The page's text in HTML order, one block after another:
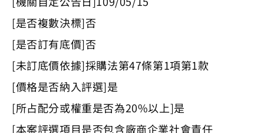
[是否複數決標]否
[是否訂有底價]否
[未訂底價依據]採購法第47條第1項第1款
[價格是否納入評選]是
[所占配分或權重是否為20%以上]是
[本案評選項目是否包含廠商企業社會責任